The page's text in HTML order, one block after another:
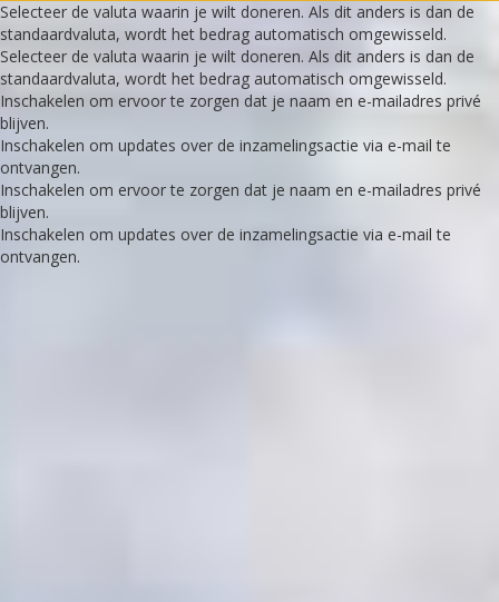
Selecteer de valuta waarin je wilt doneren. Als dit anders is dan de
standaardvaluta, wordt het bedrag automatisch omgewisseld.
Selecteer de valuta waarin je wilt doneren. Als dit anders is dan de
standaardvaluta, wordt het bedrag automatisch omgewisseld.
Inschakelen om ervoor te zorgen dat je naam en e-mailadres privé
blijven.
Inschakelen om updates over de inzamelingsactie via e-mail te
ontvangen.
Inschakelen om ervoor te zorgen dat je naam en e-mailadres privé
blijven.
Inschakelen om updates over de inzamelingsactie via e-mail te
ontvangen.